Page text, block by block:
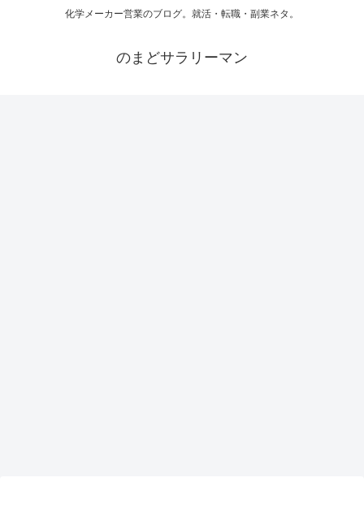
化学メーカー営業のブログ。就活・転職・副業ネタ。
のまどサラリーマン